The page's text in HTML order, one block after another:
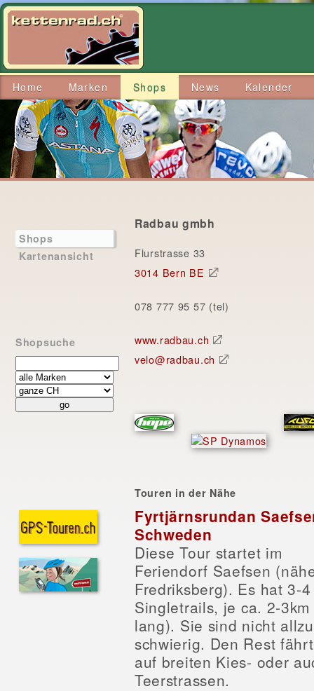
Home Marken Shops News Kalender
Shops
Kartenansicht
Shopsuche
Radbau gmbh
Flurstrasse 33
3014 Bern BE
078 777 95 57 (tel)
www.radbau.ch
velo@radbau.ch
Touren in der Nähe
Fyrtjärnsrundan
Schweden
Diese Tour startet im
Feriendorf Saefsen
Fredriksberg). Es hat 3-4
Singletrails, je ca. 2-3km
lang). Sie sind nicht allzu
schwierig. Den Rest
auf breiten Kies- oder
Teerstrassen.